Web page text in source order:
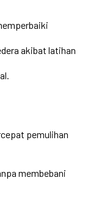
akibat latihan
pemulihan
membebani